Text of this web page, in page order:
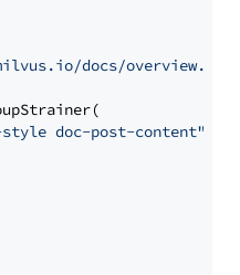
docs/overview.md"
style doc-post-content"